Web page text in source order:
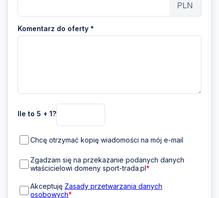
PLN
Komentarz do oferty *
Ile to 5 + 1?
Chcę otrzymać kopię wiadomości na mój e-mail
Zgadzam się na przekazanie podanych danych
właścicielowi domeny sport-trada.pl*
Akceptuję Zasady przetwarzania danych
osobowych*